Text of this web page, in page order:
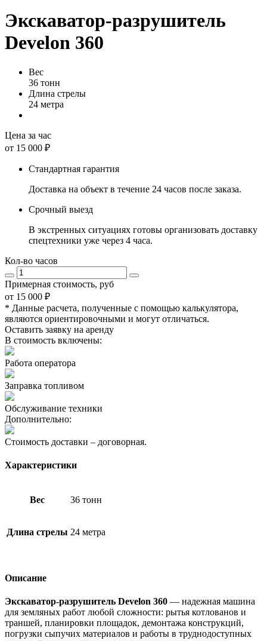
Экскаватор-разрушитель
Develon 360
Вес
36 тонн
Длина стрелы
24 метра
Цена за час
от 15 000 ₽
Стандартная гарантия
Доставка на объект в течение 24 часов после заказа.
Срочный выезд
В экстренных ситуациях готовы организовать доставку
спецтехники уже через 4 часа.
Кол-во часов
Примерная стоимость, руб
от 15 000 ₽
* Данные расчета, полученные с помощью калькулятора,
являются ориентировочными и могут отличаться.
Оставить заявку на аренду
В стоимость включены:
Работа оператора
Заправка топливом
Обслуживание техники
Дополнительно:
Стоимость доставки – договорная.
Характеристики
Вес 36 тонн
Длина стрелы 24 метра
Описание
Экскаватор-разрушитель Develon 360 — надежная машина
для земляных работ любой сложности: рытья котлованов и
траншей, планировки площадок, демонтажа конструкций,
погрузки сыпучих материалов и работы в труднодоступных